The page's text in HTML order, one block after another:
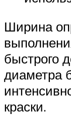
Ширина
быстрого
диаметра
краски.